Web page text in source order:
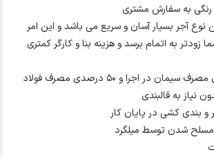
نوع آجر بسیار آسان و سریع می باشد و این امر
زودتر به اتمام برسد و هزینه بنا و کارگر کمتری
3. کاهش 60 درصدی مصرف سیمان در اجرا و 50 درصدی مصرف فولاد
نیاز به قالبندی